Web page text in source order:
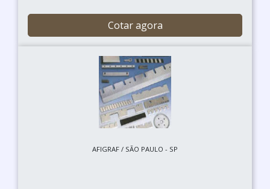
Cotar agora
AFIGRAF / SÃO PAULO - SP